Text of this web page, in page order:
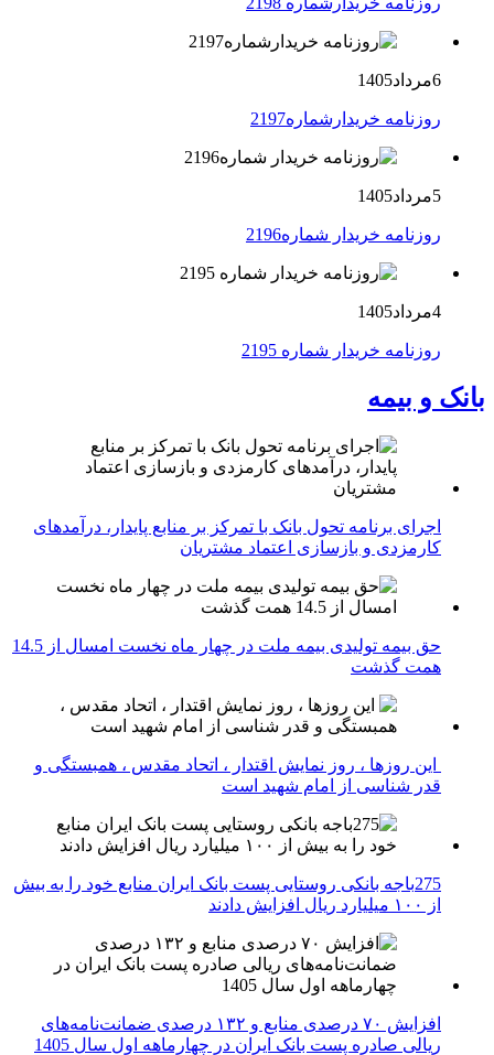
6مرداد1405
روزنامه خریدارشماره2197
5مرداد1405
روزنامه خریدار شماره2196
4مرداد1405
روزنامه خریدار شماره 2195
بانک و بیمه
اجرای برنامه تحول بانک با تمرکز بر منابع پایدار، درآمدهای
کارمزدی و بازسازی اعتماد مشتریان
حق بیمه تولیدی بیمه ملت در چهار ماه نخست امسال از 14.5
همت گذشت
این روزها ، روز نمایش اقتدار ، اتحاد مقدس ، همبستگی و
قدر شناسی از امام شهید است
275باجه بانکی روستایی پست بانک ایران منابع خود را به بیش
از ۱۰۰ میلیارد ریال افزایش دادند
افزایش ۷۰ درصدی منابع و ۱۳۲ درصدی ضمانت‌نامه‌های
ریالی صادره پست بانک ایران در چهارماهه اول سال 1405